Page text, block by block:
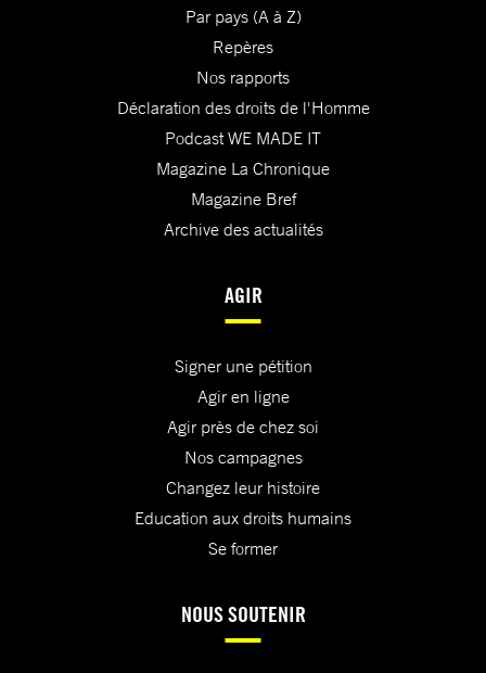
Par pays (A à Z)
Repères
Nos rapports
Déclaration des droits de l'Homme
Podcast WE MADE IT
Magazine La Chronique
Magazine Bref
Archive des actualités
AGIR
Signer une pétition
Agir en ligne
Agir près de chez soi
Nos campagnes
Changez leur histoire
Education aux droits humains
Se former
NOUS SOUTENIR